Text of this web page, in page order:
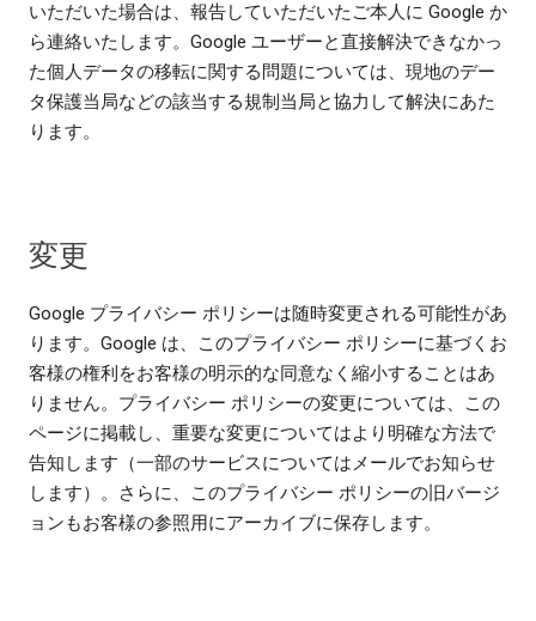
いただいた場合は、報告していただいたご本人に Google か
ら連絡いたします。Google ユーザーと直接解決できなかっ
た個人データの移転に関する問題については、現地のデー
タ保護当局などの該当する規制当局と協力して解決にあた
ります。
変更
Google プライバシー ポリシーは随時変更される可能性があ
ります。Google は、このプライバシー ポリシーに基づくお
客様の権利をお客様の明示的な同意なく縮小することはあ
りません。プライバシー ポリシーの変更については、この
ページに掲載し、重要な変更についてはより明確な方法で
告知します（一部のサービスについてはメールでお知らせ
します）。さらに、このプライバシー ポリシーの旧バージ
ョンもお客様の参照用にアーカイブに保存します。